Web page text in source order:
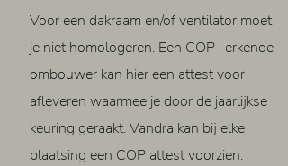
Voor een dakraam en/of ventilator moet
je niet homologeren. Een COP- erkende
ombouwer kan hier een attest voor
afleveren waarmee je door de jaarlijkse
keuring geraakt. Vandra kan bij elke
plaatsing een COP attest voorzien.